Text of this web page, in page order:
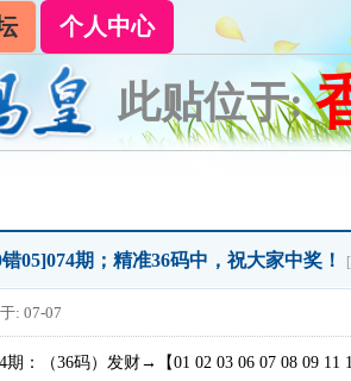
个人中心
此贴位于:
错05]074期；精准36码中，祝大家中奖！
: 07-07
期：（36码）发财→【01 02 03 06 07 08 09 11